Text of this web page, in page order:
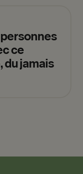
personnes
ce
dujamais